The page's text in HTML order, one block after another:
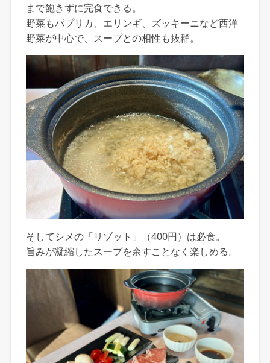
まで飽きずに完食できる。
野菜もパプリカ、エリンギ、ズッキーニなど西洋
野菜が中心で、スープとの相性も抜群。
そしてシメの「リゾット」（400円）は必食。
旨みが凝縮したスープを余すことなく楽しめる。